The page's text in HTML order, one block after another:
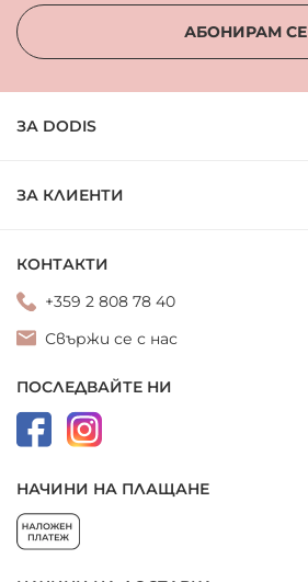
АБОНИРАМ СЕ
ЗА DODIS
ЗА КЛИЕНТИ
КОНТАКТИ
+359 2 808 78 40
Свържи се с нас
ПОСЛЕДВАЙТЕ НИ
НАЧИНИ НА ПЛАЩАНЕ